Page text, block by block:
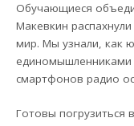
Обучающиеся
Макевкин
мир. Мы узнали, как
единомышленниками
смартфонов радио
Готовы погрузиться